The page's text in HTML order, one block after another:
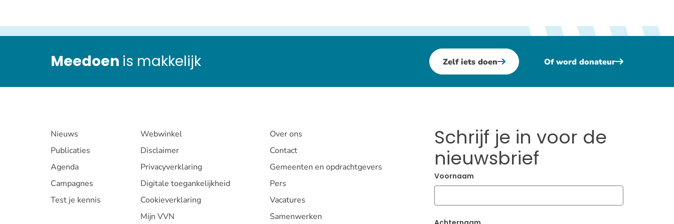
Meedoen is makkelijk Zelf iets doen Of word donateur
Nieuws
Publicaties
Agenda
Campagnes
Test je kennis
Webwinkel
Disclaimer
Privacyverklaring
Digitale toegankelijkheid
Cookieverklaring
Mijn VVN
Over ons
Contact
Gemeenten en opdrachtgevers
Pers
Vacatures
Samenwerken
Schrijf je in voor de
nieuwsbrief
Voornaam